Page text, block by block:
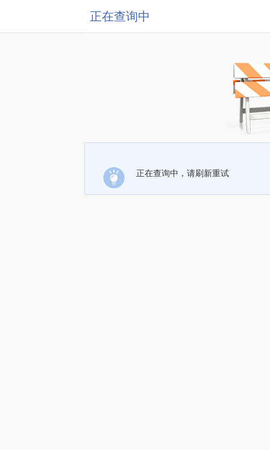
正在查询中
正在查询中，请刷新重试